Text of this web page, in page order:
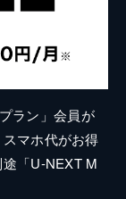
ラン」会員が
マホ代がお得
「U-NEXT M